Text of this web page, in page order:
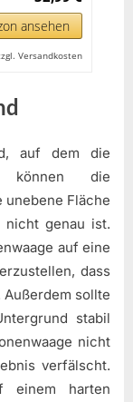
ansehen
Versandkosten
auf dem die
können die
Fläche
nicht genau ist.
auf eine
dass
sollte
stabil
nicht
verfälscht.
einem harten